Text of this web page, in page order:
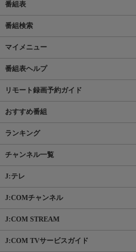
番組表
番組検索
マイメニュー
番組表ヘルプ
リモート録画予約ガイド
おすすめ番組
ランキング
チャンネル一覧
J:テレ
J:COMチャンネル
J:COM STREAM
J:COM TVサービスガイド